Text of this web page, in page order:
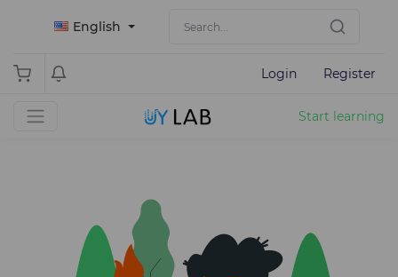
English
Login Register
Start learning